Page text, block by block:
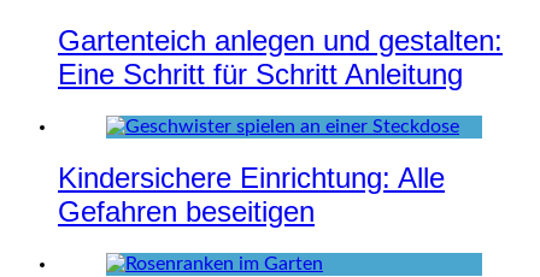
Gartenteich anlegen und gestalten:
Eine Schritt für Schritt Anleitung
Kindersichere Einrichtung: Alle
Gefahren beseitigen